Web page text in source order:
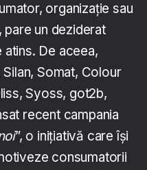
organizație sau
pare un deziderat
atins. De aceea,
Somat, Colour
Syoss, got2b,
recent campania
”, o inițiativă care își
consumatorii